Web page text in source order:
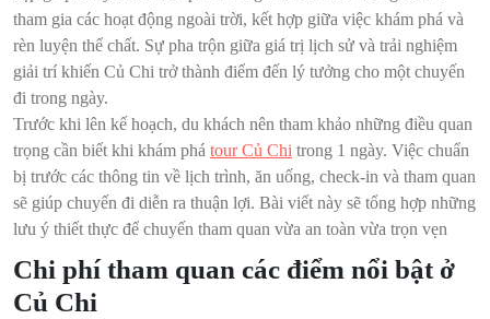
tham gia các hoạt động ngoài trời, kết hợp giữa việc khám phá và
rèn luyện thể chất. Sự pha trộn giữa giá trị lịch sử và trải nghiệm
giải trí khiến Củ Chi trở thành điểm đến lý tưởng cho một chuyến
đi trong ngày.
Trước khi lên kế hoạch, du khách nên tham khảo những điều quan
trọng cần biết khi khám phá tour Củ Chi trong 1 ngày. Việc chuẩn
bị trước các thông tin về lịch trình, ăn uống, check-in và tham quan
sẽ giúp chuyến đi diễn ra thuận lợi. Bài viết này sẽ tổng hợp những
lưu ý thiết thực để chuyến tham quan vừa an toàn vừa trọn vẹn
Chi phí tham quan các điểm nổi bật ở
Củ Chi